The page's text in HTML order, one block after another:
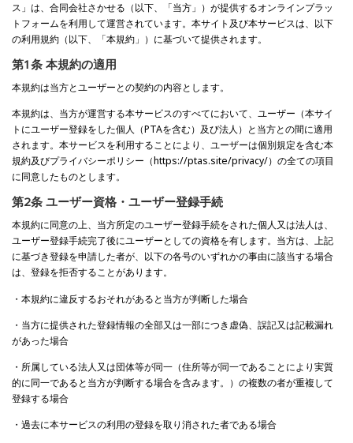
ス」は、合同会社さかせる（以下、「当方」）が提供するオンラインプラッ
トフォームを利用して運営されています。本サイト及び本サービスは、以下
の利用規約（以下、「本規約」）に基づいて提供されます。
第1条 本規約の適用
本規約は当方とユーザーとの契約の内容とします。
本規約は、当方が運営する本サービスのすべてにおいて、ユーザー（本サイ
トにユーザー登録をした個人（PTAを含む）及び法人）と当方との間に適用
されます。本サービスを利用することにより、ユーザーは個別規定を含む本
規約及びプライバシーポリシー（https://ptas.site/privacy/）の全ての項目
に同意したものとします。
第2条 ユーザー資格・ユーザー登録手続
本規約に同意の上、当方所定のユーザー登録手続をされた個人又は法人は、
ユーザー登録手続完了後にユーザーとしての資格を有します。当方は、上記
に基づき登録を申請した者が、以下の各号のいずれかの事由に該当する場合
は、登録を拒否することがあります。
・本規約に違反するおそれがあると当方が判断した場合
・当方に提供された登録情報の全部又は一部につき虚偽、誤記又は記載漏れ
があった場合
・所属している法人又は団体等が同一（住所等が同一であることにより実質
的に同一であると当方が判断する場合を含みます。）の複数の者が重複して
登録する場合
・過去に本サービスの利用の登録を取り消された者である場合